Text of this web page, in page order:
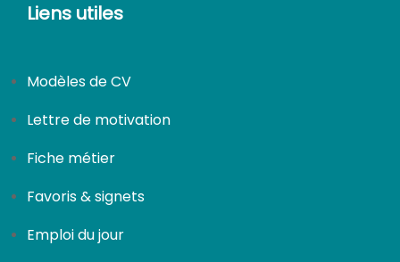
Liens utiles
Modèles de CV
Lettre de motivation
Fiche métier
Favoris & signets
Emploi du jour